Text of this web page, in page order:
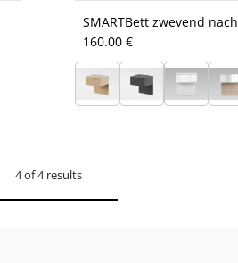
SMARTBett zwevend
160.00 €
4 of 4 results